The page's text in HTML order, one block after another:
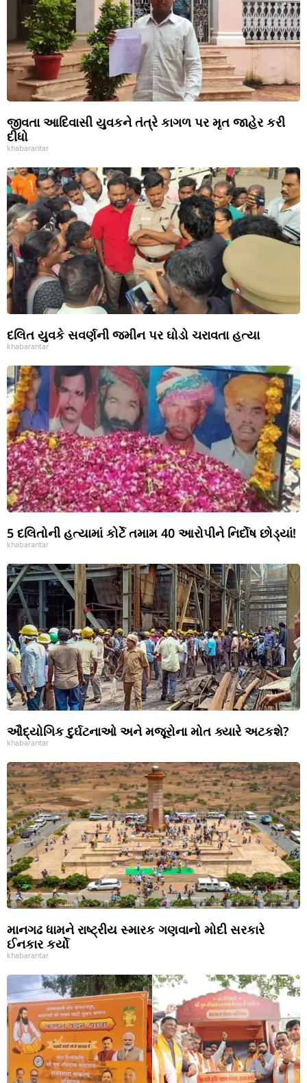
જીવતા આદિવાસી યુવકને તંત્રે કાગળ પર મૃત જાહેર કરી
દીધો
khabarantar
દલિત યુવકે સવર્ણની જમીન પર ઘોડો ચરાવતા હત્યા
khabarantar
5 દલિતોની હત્યામાં કોર્ટે તમામ 40 આરોપીને નિર્દોષ છોડ્યાં!
khabarantar
ઔદ્યોગિક દુર્ઘટનાઓ અને મજૂરોના મોત ક્યારે અટકશે?
khabarantar
માનગઢ ધામને રાષ્ટ્રીય સ્મારક ગણવાનો મોદી સરકારે
ઈનકાર કર્યો
khabarantar